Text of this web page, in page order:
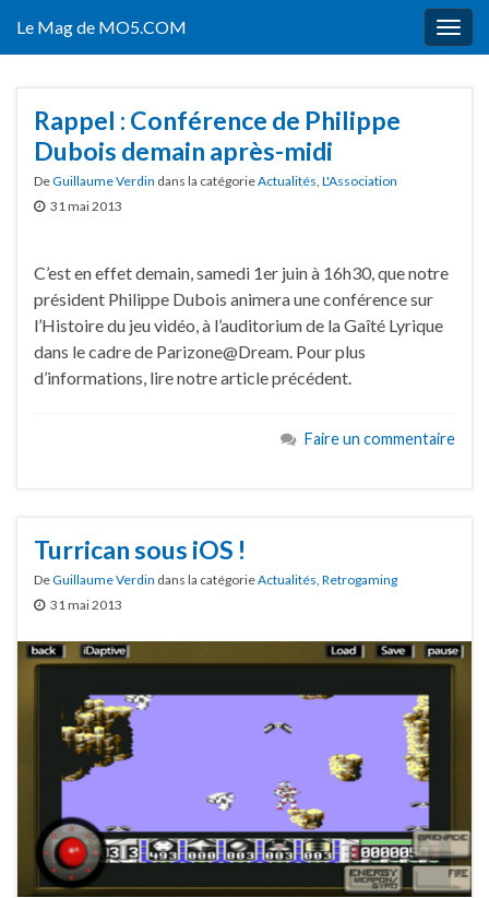
Le Mag de MO5.COM
Rappel : Conférence de Philippe
Dubois demain après-midi
DeGuillaume Verdin dans la catégorieActualités, L'Association
31 mai 2013
C’est en effet demain, samedi 1er juin à 16h30, que notre
président Philippe Dubois animera une conférence sur
l’Histoire du jeu vidéo, à l’auditorium de la Gaîté Lyrique
dans le cadre de Parizone@Dream. Pour plus
d’informations, lire notre article précédent.
Faire un commentaire
Turrican sous iOS !
DeGuillaume Verdin dans la catégorieActualités Retrogaming
31 mai 2013